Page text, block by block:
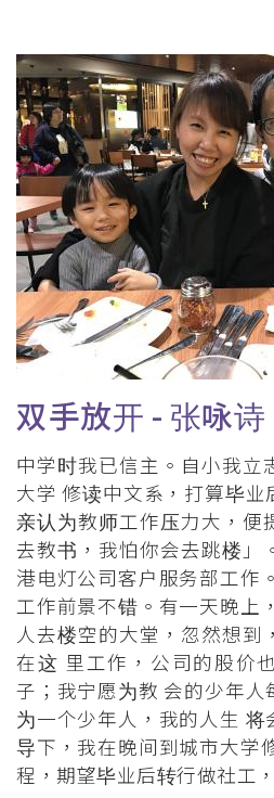
屑
双手放开 - 张咏诗
中学时我已信主。自小我立
大学 修读中文系，打算毕
亲认为教师工作压力大，便
去教书，我怕你会去跳楼」
港电灯公司客户服务部工作
工作前景不错。有一天晚上
人去楼空的大堂，忽然想到
在这 里工作，公司的股价
子；我宁愿为教 会的少年人
为一个少年人，我的人生 将
导下，我在晚间到城市大学
程，期望毕业后转行做社工